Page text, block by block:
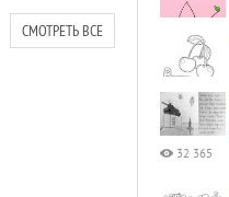
СМОТРЕТЬ ВСЕ
32 365